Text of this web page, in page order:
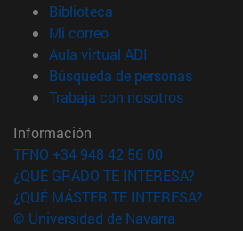
Biblioteca
Mi correo(abre en nueva
Aula virtual ADI
Búsqueda de personas(abre
Trabaja con nosotros(abre en
Información
TFNO +34 948 42 56 00
¿QUÉ GRADO TE INTERESA?
¿QUÉ MÁSTER TE INTERESA?
© Universidad de Navarra